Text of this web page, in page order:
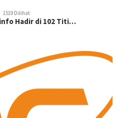
1519 Dilihat
Hadir di 102 Titi…